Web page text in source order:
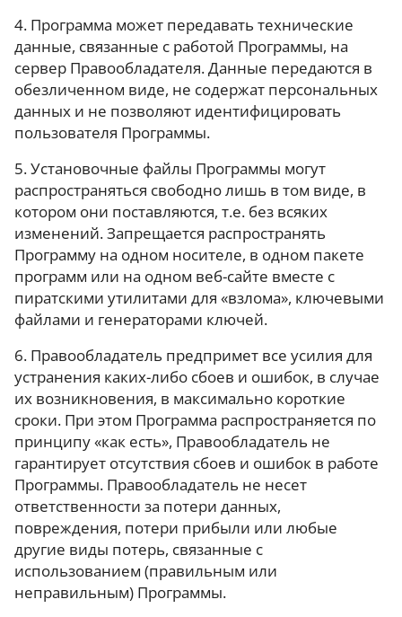
4. Программа может передавать технические
данные, связанные с работой Программы, на
сервер Правообладателя. Данные передаются в
обезличенном виде, не содержат персональных
данных и не позволяют идентифицировать
пользователя Программы.
5. Установочные файлы Программы могут
распространяться свободно лишь в том виде, в
котором они поставляются, т.е. без всяких
изменений. Запрещается распространять
Программу на одном носителе, в одном пакете
программ или на одном веб-сайте вместе с
пиратскими утилитами для «взлома», ключевыми
файлами и генераторами ключей.
6. Правообладатель предпримет все усилия для
устранения каких-либо сбоев и ошибок, в случае
их возникновения, в максимально короткие
сроки. При этом Программа распространяется по
принципу «как есть», Правообладатель не
гарантирует отсутствия сбоев и ошибок в работе
Программы. Правообладатель не несет
ответственности за потери данных,
повреждения, потери прибыли или любые
другие виды потерь, связанные с
использованием (правильным или
неправильным) Программы.